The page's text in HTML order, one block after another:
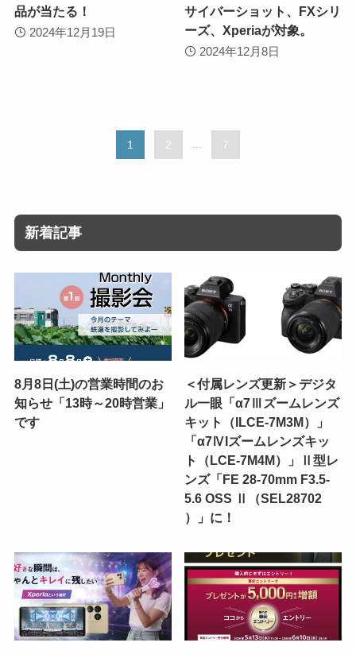
品が当たる！
2024年12月19日
サイバーショット、FXシリ
ーズ、Xperiaが対象。
2024年12月8日
1 2 7
新着記事
8月8日(土)の営業時間のお
知らせ「13時～20時営業」
です
＜付属レンズ更新＞デジタ
ル一眼「α7Ⅲズームレンズ
キット（ILCE-7M3M）」
「α7ⅣIズームレンズキッ
ト（LCE-7M4M）」Ⅱ型レ
ンズ「FE 28-70mm F3.5-
5.6 OSS Ⅱ（SEL28702
）」に！